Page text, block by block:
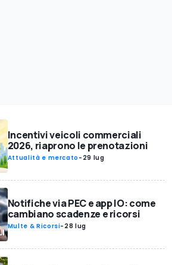
Incentivi veicoli commerciali
2026, riaprono le prenotazioni
Attualità e mercato - 29 lug
Notifiche via PEC e app IO: come
cambiano scadenze e ricorsi
Multe & Ricorsi- 28 lug